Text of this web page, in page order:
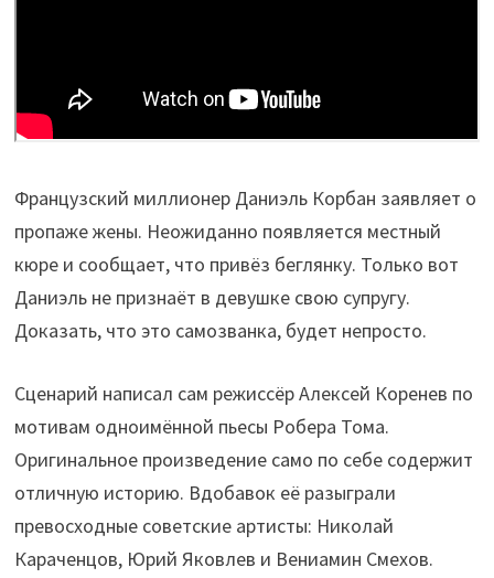
Французский миллионер Даниэль Корбан заявляет о
пропаже жены. Неожиданно появляется местный
кюре и сообщает, что привёз беглянку. Только вот
Даниэль не признаёт в девушке свою супругу.
Доказать, что это самозванка, будет непросто.
Сценарий написал сам режиссёр Алексей Коренев по
мотивам одноимённой пьесы Робера Тома.
Оригинальное произведение само по себе содержит
отличную историю. Вдобавок её разыграли
превосходные советские артисты: Николай
Караченцов, Юрий Яковлев и Вениамин Смехов.